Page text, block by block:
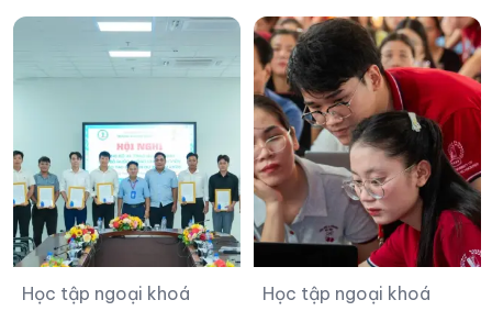
Học tập ngoại khoá
Học tập ngoại khoá